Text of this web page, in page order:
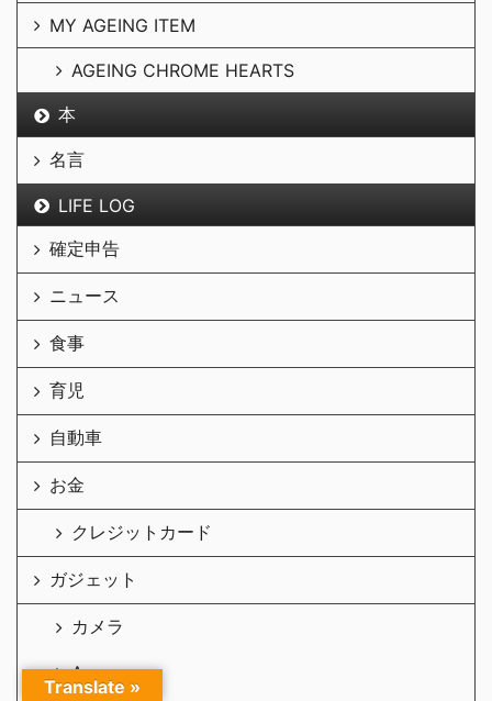
MY AGEING ITEM
AGEING CHROME HEARTS
本
名言
LIFE LOG
確定申告
ニュース
食事
育児
自動車
お金
クレジットカード
ガジェット
カメラ
Amazon
Translate »